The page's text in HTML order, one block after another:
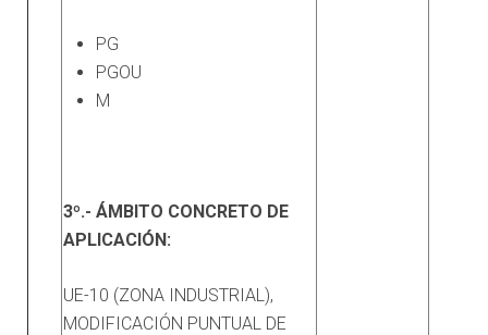
PG
PGOU
M
3º.- ÁMBITO CONCRETO DE
APLICACIÓN:
UE-10 (ZONA INDUSTRIAL),
MODIFICACIÓN PUNTUAL DE